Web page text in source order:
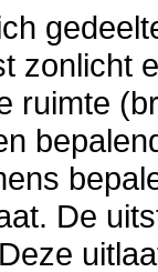
zonlicht
ruimte
De